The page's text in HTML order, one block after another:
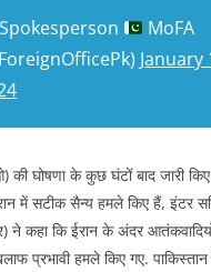
MoFA
January
की घोषणा के कुछ घंटों बाद जारी
में सटीक सैन्य हमले किए हैं, इंटर
कहा कि ईरान के अंदर आतंकवादियों
प्रभावी हमले किए गए.